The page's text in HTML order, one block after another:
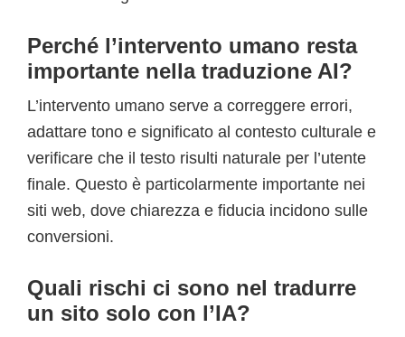
Perché l’intervento umano resta
importante nella traduzione AI?
L’intervento umano serve a correggere errori,
adattare tono e significato al contesto culturale e
verificare che il testo risulti naturale per l’utente
finale. Questo è particolarmente importante nei
siti web, dove chiarezza e fiducia incidono sulle
conversioni.
Quali rischi ci sono nel tradurre
un sito solo con l’IA?